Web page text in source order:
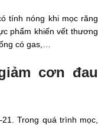
tính nóng khi mọc răng
phẩm khiến vết thương
có gas,…
cơn đau
Trong quá trình mọc,